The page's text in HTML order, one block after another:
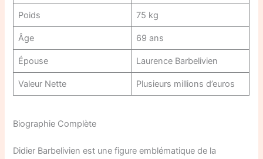
Poids 75 kg
Âge 69 ans
Épouse Laurence Barbelivien
Valeur Nette Plusieurs millions d’euros
Biographie Complète
Didier Barbelivien est une figure emblématique de la